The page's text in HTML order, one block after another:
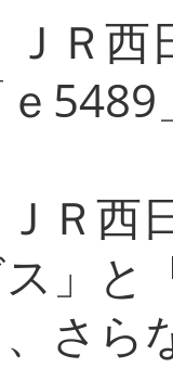
Ｒ
Ｒ西
ス」
さら